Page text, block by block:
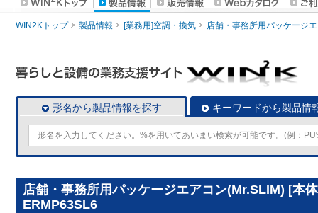
WIN2Kトップ 製品情報 [業務用]空調・換気 店舗・事務所用パッケージ
形名から製品情報を探す キーワードから製品情
店舗・事務所用パッケージエアコン(Mr.SLIM) [本
ERMP63SL6